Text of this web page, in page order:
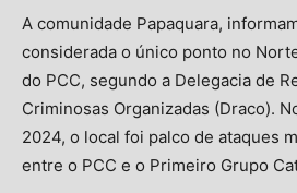
A comunidade Papaquara,
considerada o único ponto no
do PCC, segundo a Delegacia de
Criminosas Organizadas (Draco).
2024, o local foi palco de ataques
entre o PCC e o Primeiro Grupo